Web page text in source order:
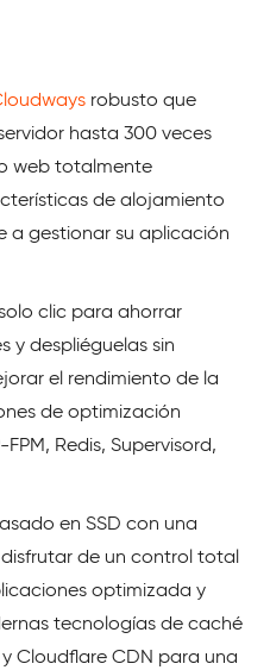
robusto que
hasta 300 veces
web totalmente
de alojamiento
a gestionar su aplicación
clic para ahorrar
y despliéguelas sin
el rendimiento de la
de optimización
Redis, Supervisord,
en SSD con una
de un control total
optimizada y
tecnologías de caché
Cloudflare CDN para una